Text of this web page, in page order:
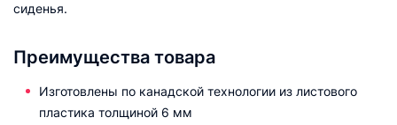
сиденья.
Преимущества товара
Изготовлены по канадской технологии из листового
пластика толщиной 6 мм